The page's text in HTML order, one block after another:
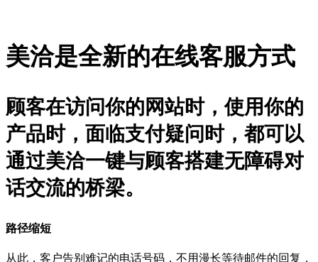
美洽是全新的在线客服方式
顾客在访问你的网站时，使用你的
产品时，面临支付疑问时，都可以
通过美洽一键与顾客搭建无障碍对
话交流的桥梁。
路径缩短
从此，客户告别难记的电话号码，不用漫长等待邮件的回复，